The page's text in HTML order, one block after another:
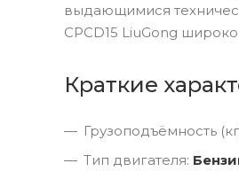
выдающимися
CPCD15 LiuGong
Краткие
Грузоподъёмность
Тип двигателя: